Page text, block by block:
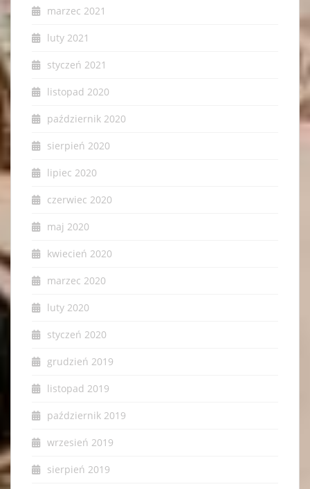
marzec 2021
luty 2021
styczeń 2021
listopad 2020
październik 2020
sierpień 2020
lipiec 2020
czerwiec 2020
maj 2020
kwiecień 2020
marzec 2020
luty 2020
styczeń 2020
grudzień 2019
listopad 2019
październik 2019
wrzesień 2019
sierpień 2019